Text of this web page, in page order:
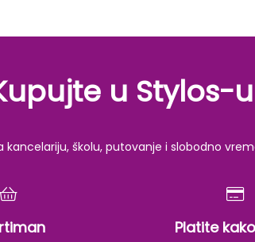
u Stylos-u
školu, putovanje i slobodno
Platite